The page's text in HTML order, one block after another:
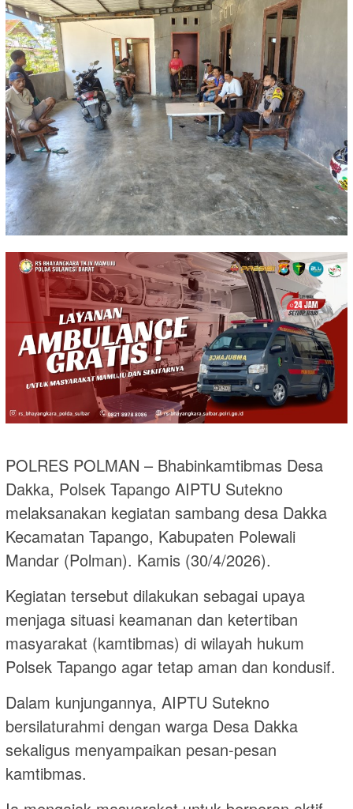
POLRES POLMAN – Bhabinkamtibmas Desa
Dakka, Polsek Tapango AIPTU Sutekno
melaksanakan kegiatan sambang desa Dakka
Kecamatan Tapango, Kabupaten Polewali
Mandar (Polman). Kamis (30/4/2026).
Kegiatan tersebut dilakukan sebagai upaya
menjaga situasi keamanan dan ketertiban
masyarakat (kamtibmas) di wilayah hukum
Polsek Tapango agar tetap aman dan kondusif.
Dalam kunjungannya, AIPTU Sutekno
bersilaturahmi dengan warga Desa Dakka
sekaligus menyampaikan pesan-pesan
kamtibmas.